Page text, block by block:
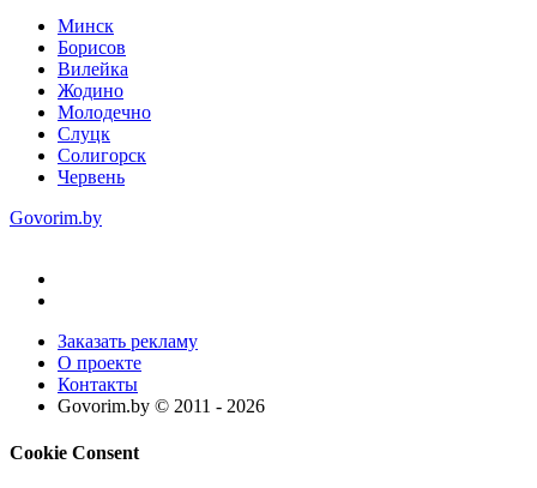
Минск
Борисов
Вилейка
Жодино
Молодечно
Слуцк
Солигорск
Червень
Govorim.by
Заказать рекламу
О проекте
Контакты
Govorim.by © 2011 - 2026
Cookie Consent